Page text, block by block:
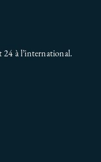
24 à l’international.